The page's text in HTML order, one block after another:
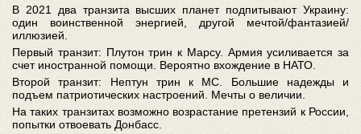
В 2021 два транзита высших планет подпитывают Украину:
один воинственной энергией, другой мечтой/фантазией/
иллюзией.
Первый транзит: Плутон трин к Марсу. Армия усиливается за
счет иностранной помощи. Вероятно вхождение в НАТО.
Второй транзит: Нептун трин к МС. Большие надежды и
подъем патриотических настроений. Мечты о величии.
На таких транзитах возможно возрастание претензий к России,
попытки отвоевать Донбасс.